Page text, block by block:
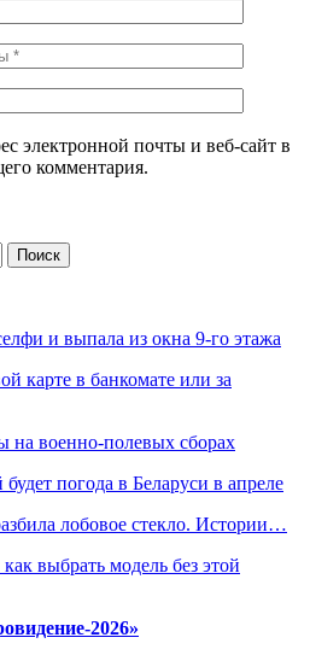
электронной почты и веб-сайт в
комментария.
и выпала из окна 9-го этажа
карте в банкомате или за
на военно-полевых сборах
погода в Беларуси в апреле
лобовое стекло. Истории…
выбрать модель без этой
2026»